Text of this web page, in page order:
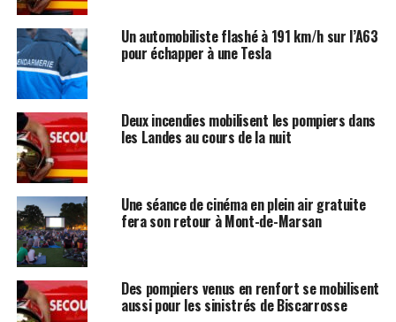
Un automobiliste flashé à 191 km/h sur l’A63
pour échapper à une Tesla
Deux incendies mobilisent les pompiers dans
les Landes au cours de la nuit
Une séance de cinéma en plein air gratuite
fera son retour à Mont-de-Marsan
Des pompiers venus en renfort se mobilisent
aussi pour les sinistrés de Biscarrosse